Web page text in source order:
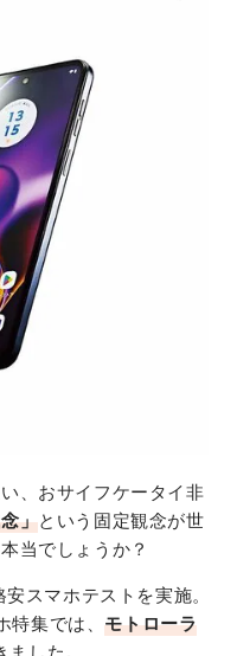
、おサイフケータイ非
」という固定観念が世
当でしょうか？
スマホテストを実施。
特集では、モトローラ
した。